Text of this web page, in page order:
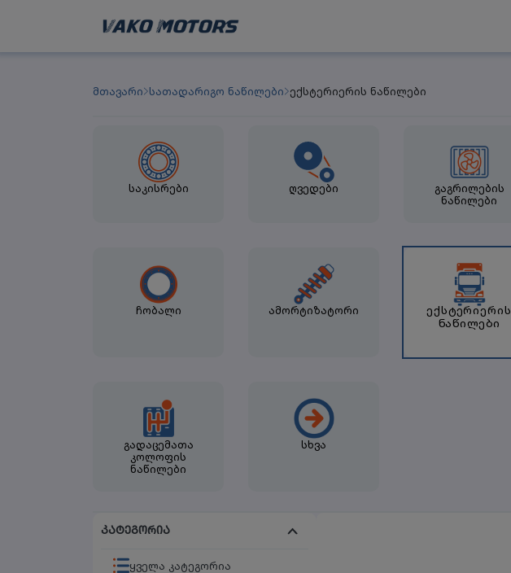
მთავარი სათადარიგო ნაწილები ექსტერიერის ნაწილები
საკისრები ღვედები
გაგრილების
ნაწილები
ჩობალი ამორტიზატორი
ექსტერიერის
ნაწილები
გადაცემათა
კოლოფის
ნაწილები
სხვა
კატეგორია
ყველა კატეგორია